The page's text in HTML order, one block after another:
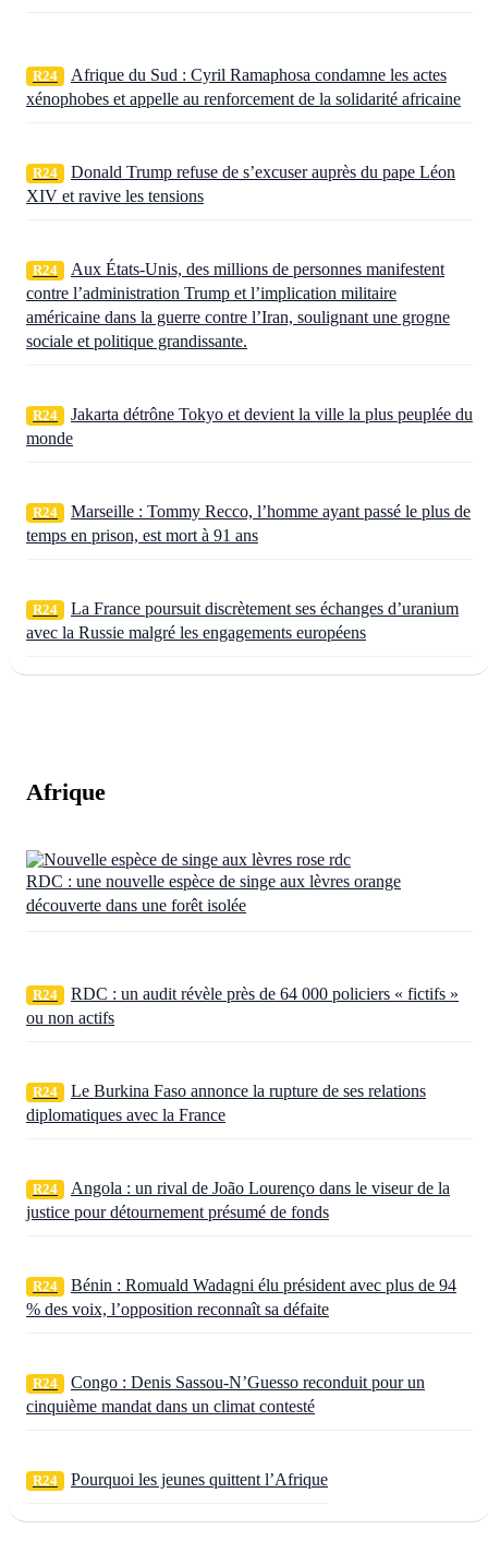
R24
Afrique du Sud : Cyril Ramaphosa condamne les actes
xénophobes et appelle au renforcement de la solidarité africaine
R24
Donald Trump refuse de s’excuser auprès du pape Léon
XIV et ravive les tensions
R24
Aux États‑Unis, des millions de personnes manifestent
contre l’administration Trump et l’implication militaire
américaine dans la guerre contre l’Iran, soulignant une grogne
sociale et politique grandissante.
R24
Jakarta détrône Tokyo et devient la ville la plus peuplée du
monde
R24
Marseille : Tommy Recco, l’homme ayant passé le plus de
temps en prison, est mort à 91 ans
R24
La France poursuit discrètement ses échanges d’uranium
avec la Russie malgré les engagements européens
Afrique
RDC : une nouvelle espèce de singe aux lèvres orange
découverte dans une forêt isolée
R24
RDC : un audit révèle près de 64 000 policiers « fictifs »
ou non actifs
R24
Le Burkina Faso annonce la rupture de ses relations
diplomatiques avec la France
R24
Angola : un rival de João Lourenço dans le viseur de la
justice pour détournement présumé de fonds
R24
Bénin : Romuald Wadagni élu président avec plus de 94
% des voix, l’opposition reconnaît sa défaite
R24
Congo : Denis Sassou‑N’Guesso reconduit pour un
cinquième mandat dans un climat contesté
R24 Pourquoi les jeunes quittent l’Afrique